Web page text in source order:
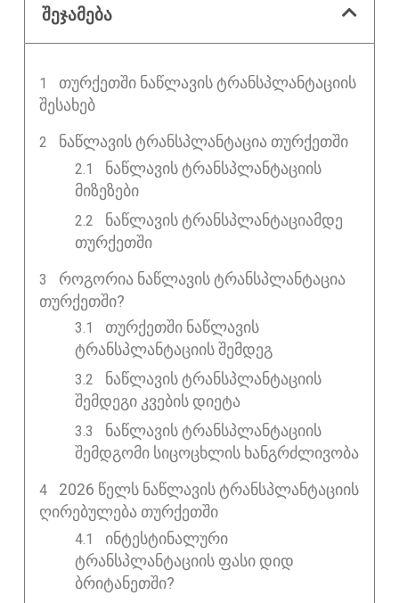
შეჯამება
ᲗᲣᲠᲥᲔᲗᲨᲘ ᲜᲐᲬᲚᲐᲕᲘᲡ ᲢᲠᲐᲜᲡᲞᲚᲐᲜᲢᲐᲪᲘᲘᲡ
ᲨᲔᲡᲐᲮᲔᲑ
ᲜᲐᲬᲚᲐᲕᲘᲡ ᲢᲠᲐᲜᲡᲞᲚᲐᲜᲢᲐᲪᲘᲐ ᲗᲣᲠᲥᲔᲗᲨᲘ
ნაწლავის ტრანსპლანტაციის
მიზეზები
ნაწლავის ტრანსპლანტაციამდე
თურქეთში
ᲠᲝᲒᲝᲠᲘᲐ ᲜᲐᲬᲚᲐᲕᲘᲡ ᲢᲠᲐᲜᲡᲞᲚᲐᲜᲢᲐᲪᲘᲐ
ᲗᲣᲠᲥᲔᲗᲨᲘ?
თურქეთში ნაწლავის
ტრანსპლანტაციის შემდეგ
ნაწლავის ტრანსპლანტაციის
შემდეგი კვების დიეტა
ნაწლავის ტრანსპლანტაციის
შემდგომი სიცოცხლის ხანგრძლივობა
2026 ᲬᲔᲚᲡ ᲜᲐᲬᲚᲐᲕᲘᲡ ᲢᲠᲐᲜᲡᲞᲚᲐᲜᲢᲐᲪᲘᲘᲡ
ᲦᲘᲠᲔᲑᲣᲚᲔᲑᲐ ᲗᲣᲠᲥᲔᲗᲨᲘ
ინტესტინალური
ტრანსპლანტაციის ფასი დიდ
ბრიტანეთში?